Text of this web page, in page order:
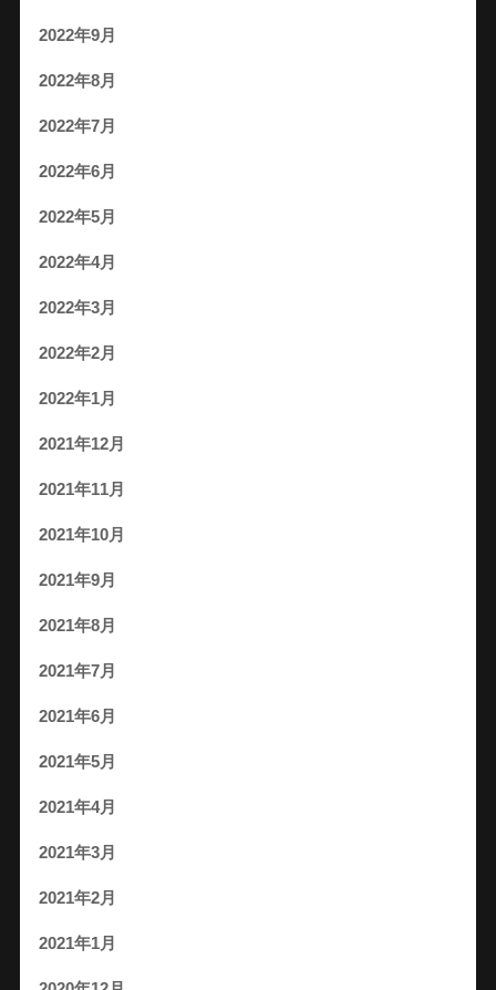
2022年9月
2022年8月
2022年7月
2022年6月
2022年5月
2022年4月
2022年3月
2022年2月
2022年1月
2021年12月
2021年11月
2021年10月
2021年9月
2021年8月
2021年7月
2021年6月
2021年5月
2021年4月
2021年3月
2021年2月
2021年1月